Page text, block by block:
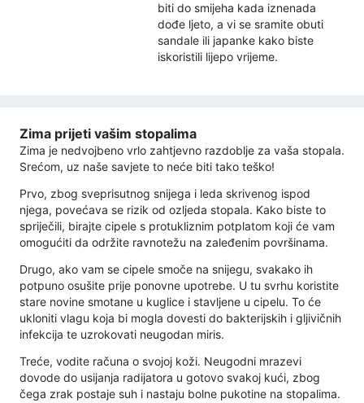
biti do smijeha kada iznenada
dođe ljeto, a vi se sramite obuti
sandale ili japanke kako biste
iskoristili lijepo vrijeme.
Zima prijeti vašim stopalima
Zima je nedvojbeno vrlo zahtjevno razdoblje za vaša stopala.
Srećom, uz naše savjete to neće biti tako teško!
Prvo, zbog sveprisutnog snijega i leda skrivenog ispod
njega, povećava se rizik od ozljeda stopala. Kako biste to
spriječili, birajte cipele s protukliznim potplatom koji će vam
omogućiti da održite ravnotežu na zaleđenim površinama.
Drugo, ako vam se cipele smoče na snijegu, svakako ih
potpuno osušite prije ponovne upotrebe. U tu svrhu koristite
stare novine smotane u kuglice i stavljene u cipelu. To će
ukloniti vlagu koja bi mogla dovesti do bakterijskih i gljivičnih
infekcija te uzrokovati neugodan miris.
Treće, vodite računa o svojoj koži. Neugodni mrazevi
dovode do usijanja radijatora u gotovo svakoj kući, zbog
čega zrak postaje suh i nastaju bolne pukotine na stopalima.